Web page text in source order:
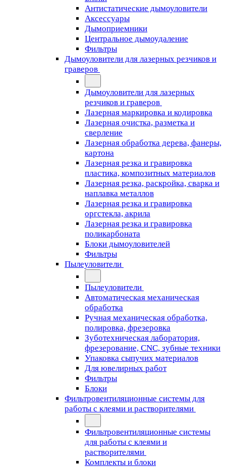
Антистатические дымоуловители
Аксессуары
Дымоприемники
Центральное дымоудаление
Фильтры
Дымоуловители для лазерных резчиков и
граверов
Дымоуловители для лазерных
резчиков и граверов
Лазерная маркировка и кодировка
Лазерная очистка, разметка и
сверление
Лазерная обработка дерева, фанеры,
картона
Лазерная резка и гравировка
пластика, композитных материалов
Лазерная резка, раскройка, сварка и
наплавка металлов
Лазерная резка и гравировка
оргстекла, акрила
Лазерная резка и гравировка
поликарбоната
Блоки дымоуловителей
Фильтры
Пылеуловители
Пылеуловители
Автоматическая механическая
обработка
Ручная механическая обработка,
полировка, фрезеровка
Зуботехническая лаборатория,
фрезерование, CNC, зубные техники
Упаковка сыпучих материалов
Для ювелирных работ
Фильтры
Блоки
Фильтровентиляционные системы для
работы с клеями и растворителями
Фильтровентиляционные системы
для работы с клеями и
растворителями
Комплекты и блоки